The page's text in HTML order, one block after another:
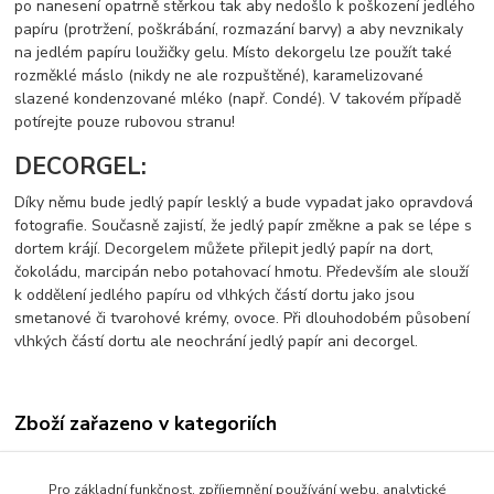
po nanesení opatrně stěrkou tak aby nedošlo k poškození jedlého
papíru (protržení, poškrábání, rozmazání barvy) a aby nevznikaly
na jedlém papíru loužičky gelu. Místo dekorgelu lze použít také
rozměklé máslo (nikdy ne ale rozpuštěné), karamelizované
slazené kondenzované mléko (např. Condé). V takovém případě
potírejte pouze rubovou stranu!
DECORGEL:
Díky němu bude jedlý papír lesklý a bude vypadat jako opravdová
fotografie. Současně zajistí, že jedlý papír změkne a pak se lépe s
dortem krájí. Decorgelem můžete přilepit jedlý papír na dort,
čokoládu, marcipán nebo potahovací hmotu. Především ale slouží
k oddělení jedlého papíru od vlhkých částí dortu jako jsou
smetanové či tvarohové krémy, ovoce. Při dlouhodobém působení
vlhkých částí dortu ale neochrání jedlý papír ani decorgel.
Zboží zařazeno v kategoriích
Pro základní funkčnost, zpříjemnění používání webu, analytické